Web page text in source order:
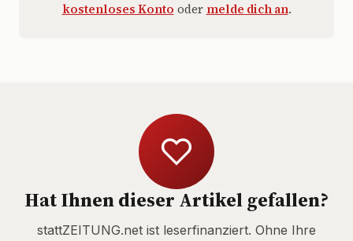
kostenloses Konto oder melde dich an.
Hat Ihnen dieser Artikel gefallen?
stattZEITUNG.net ist leserfinanziert. Ohne Ihre